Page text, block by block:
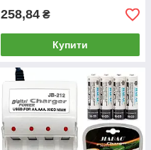
258,84 ₴
Купити